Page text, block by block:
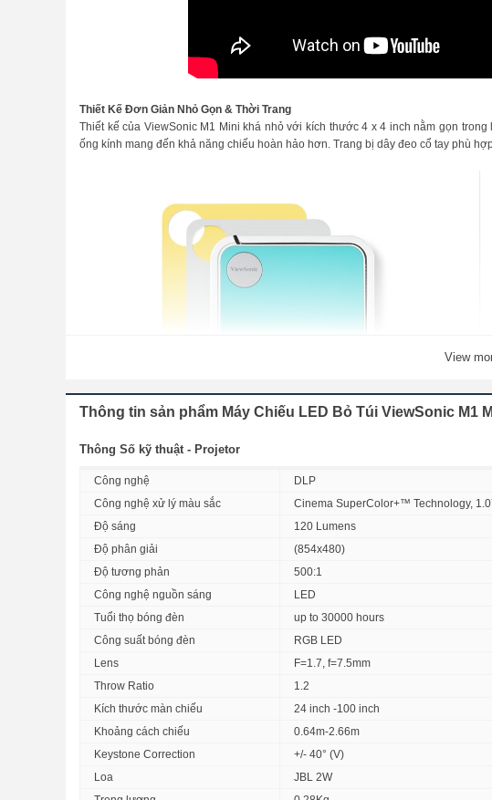
Thiết Kế Đơn Giản Nhỏ Gọn & Thời Trang
Thiết kế của ViewSonic M1 Mini khá nhỏ với kích thước 4 x 4 inch nằm gọn
ống kính mang đến khả năng chiếu hoàn hảo hơn. Trang bị dây đeo cổ tay phù
Âm Thanh Sống Động Với Hệ Thống Loa JBL Chất Lượng Cao
Được tích hợp loa JBL với chất lượng âm thanh cực sống động, bạn có thể tổ
View
Thông tin sản phẩm Máy Chiếu LED Bỏ Túi ViewSonic M1
Thông Số kỹ thuật - Projetor
Công nghệ
DLP
Công nghệ xử lý màu sắc
Cinema SuperColor+™ Technology,
Độ sáng
120 Lumens
Độ phân giải
(854x480)
Độ tương phản
500:1
Công nghệ nguồn sáng
LED
Tuổi thọ bóng đèn
up to 30000 hours
Công suất bóng đèn
RGB LED
Lens
F=1.7, f=7.5mm
Throw Ratio
1.2
Kích thước màn chiếu
24 inch -100 inch
Khoảng cách chiếu
0.64m-2.66m
Keystone Correction
+/- 40° (V)
Loa
JBL 2W